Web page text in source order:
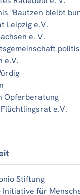
"Bautzen bleibt
Leipzig e.V.
e. V.
e.V.
Opferberatung
e.V.
Stiftung
Initiative für